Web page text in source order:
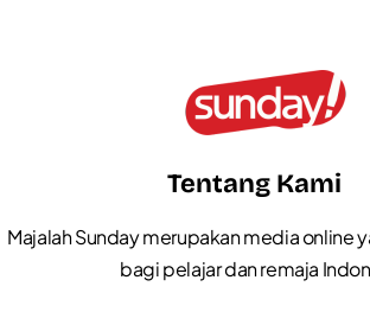
Tentang Kami
Majalah Sunday merupakan media online
bagi pelajar dan remaja